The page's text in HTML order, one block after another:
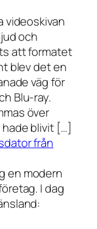
videoskivan
och
att formatet
blev det en
väg för
Blu-ray.
över
blivit […]
från
en modern
I dag